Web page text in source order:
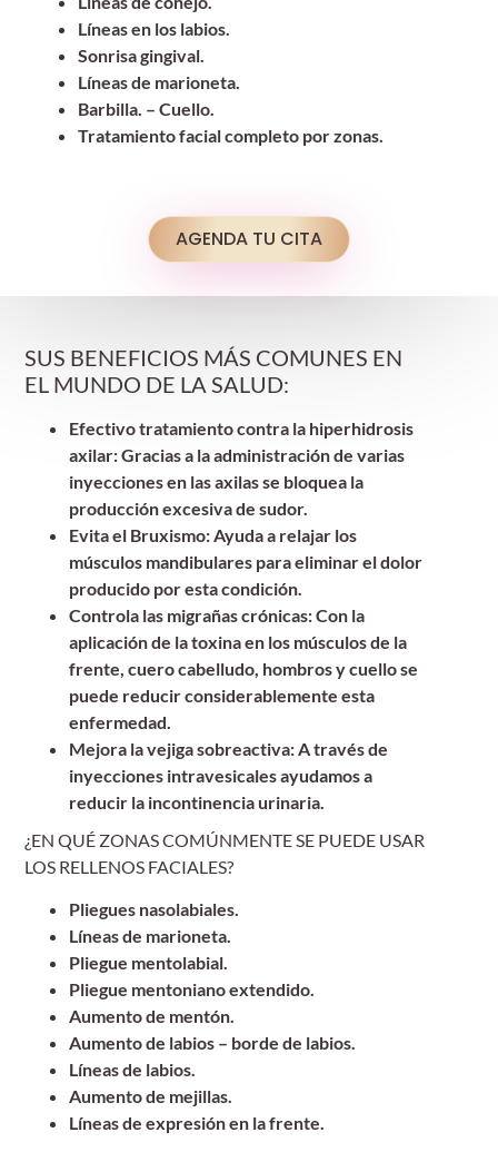
Líneas en los labios.
Sonrisa gingival.
Líneas de marioneta.
Barbilla. – Cuello.
Tratamiento facial completo por zonas.
AGENDA TU CITA
SUS BENEFICIOS MÁS COMUNES EN
EL MUNDO DE LA SALUD:
Efectivo tratamiento contra la hiperhidrosis
axilar: Gracias a la administración de varias
inyecciones en las axilas se bloquea la
producción excesiva de sudor.
Evita el Bruxismo: Ayuda a relajar los
músculos mandibulares para eliminar el dolor
producido por esta condición.
Controla las migrañas crónicas: Con la
aplicación de la toxina en los músculos de la
frente, cuero cabelludo, hombros y cuello se
puede reducir considerablemente esta
enfermedad.
Mejora la vejiga sobreactiva: A través de
inyecciones intravesicales ayudamos a
reducir la incontinencia urinaria.
¿EN QUÉ ZONAS COMÚNMENTE SE PUEDE USAR
LOS RELLENOS FACIALES?
Pliegues nasolabiales.
Líneas de marioneta.
Pliegue mentolabial.
Pliegue mentoniano extendido.
Aumento de mentón.
Aumento de labios – borde de labios.
Líneas de labios.
Aumento de mejillas.
Líneas de expresión en la frente.